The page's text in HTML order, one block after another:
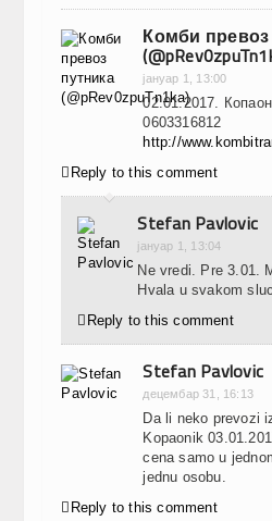
Комби превоз
јануар 1, 13:00
02.01.2017.
0603316812
http://
 Reply to this comment
Stefan Pavlovic
јануар 1, 13:04
Ne vredi. Pre 3.01.
Hvala u svakom
 Reply to this comment
Stefan Pavlovic
децембар 31, 16:13
Da li neko prevozi
Kopaonik
cena samo u
jednu osobu.
 Reply to this comment